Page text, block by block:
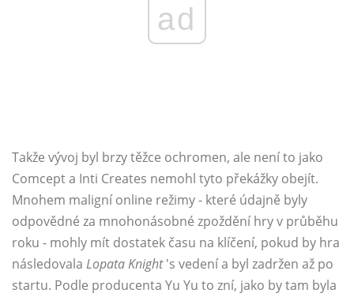
ad
Takže vývoj byl brzy těžce ochromen, ale není to jako
Comcept a Inti Creates nemohl tyto překážky obejít.
Mnohem maligní online režimy - které údajně byly
odpovědné za mnohonásobné zpoždění hry v průběhu
roku - mohly mít dostatek času na klíčení, pokud by hra
následovala Lopata Knight's vedení a byl zadržen až po
startu. Podle producenta Yu Yu to zní, jako by tam byla